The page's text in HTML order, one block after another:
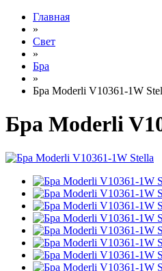
Главная
»
Свет
»
Бра
»
Бра Moderli V10361-1W
Бра Moderli